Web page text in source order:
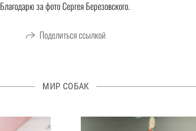
Благодарю за фото Сергея Березовского.
Поделиться ссылкой
МИР СОБАК